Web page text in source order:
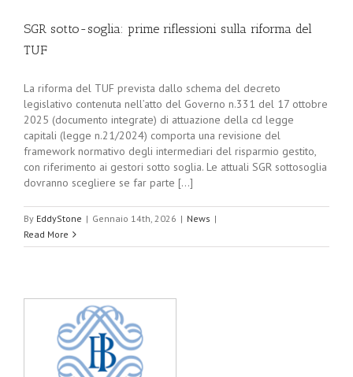
SGR sotto-soglia: prime riflessioni sulla riforma del
TUF
La riforma del TUF prevista dallo schema del decreto
legislativo contenuta nell’atto del Governo n.331 del 17 ottobre
2025 (documento integrate) di attuazione della cd legge
capitali (legge n.21/2024) comporta una revisione del
framework normativo degli intermediari del risparmio gestito,
con riferimento ai gestori sotto soglia. Le attuali SGR sottosoglia
dovranno scegliere se far parte [...]
By EddyStone | Gennaio 14th, 2026 | News |
Read More